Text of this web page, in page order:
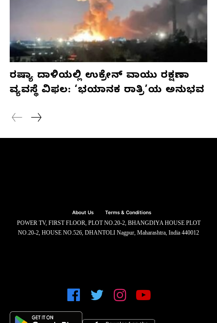
ರಷ್ಯಾ ದಾಳಿಯಲ್ಲಿ ಉಕ್ರೇನ್ ವಾಯು ರಕ್ಷಣಾ
ವ್ಯವಸ್ಥೆ ವಿಫಲ: ‘ಭಯಾನಕ ರಾತ್ರಿ’ಯ ಅನುಭವ
About Us Terms & Conditions
POWER TV, FIRST FLOOR, PLOT NO.20-2, BHANGDIYA HOUSE PLOT
NO.20-2, HOUSE NO.526, DHANTOLI Nagpur, Maharashtra, India 440012